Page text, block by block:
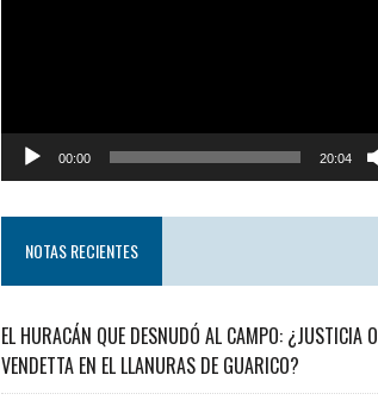
00:00 20:04
NOTAS RECIENTES
EL HURACÁN QUE DESNUDÓ AL CAMPO: ¿JUSTICIA O
VENDETTA EN EL LLANURAS DE GUARICO?